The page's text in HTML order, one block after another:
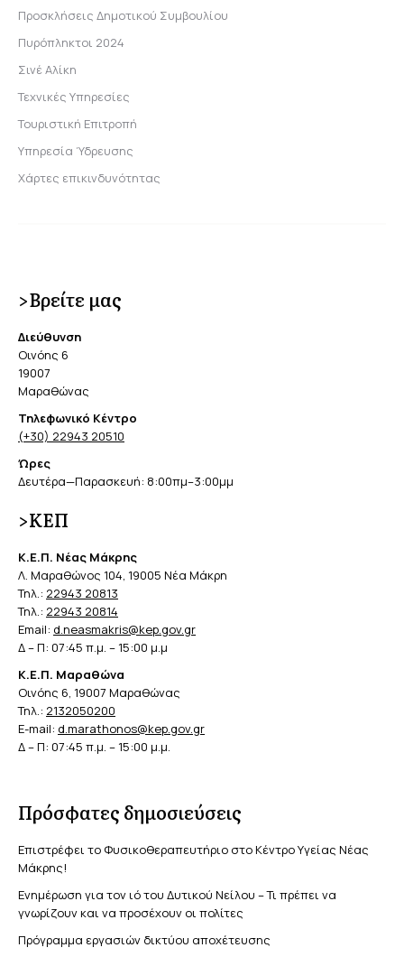
Προσκλήσεις Δημοτικού Συμβουλίου
Πυρόπληκτοι 2024
Σινέ Αλίκη
Τεχνικές Υπηρεσίες
Τουριστική Επιτροπή
Υπηρεσία Ύδρευσης
Χάρτες επικινδυνότητας
>Βρείτε μας
Διεύθυνση
Οινόης 6
19007
Μαραθώνας
Τηλεφωνικό Κέντρο
(+30) 22943 20510
Ώρες
Δευτέρα—Παρασκευή: 8:00πμ–3:00μμ
>ΚΕΠ
Κ.Ε.Π. Νέας Μάκρης
Λ. Μαραθώνος 104, 19005 Νέα Μάκρη
Τηλ.: 22943 20813
Τηλ.: 22943 20814
Email: d.neasmakris@kep.gov.gr
Δ – Π: 07:45 π.μ. – 15:00 μ.μ
Κ.Ε.Π. Μαραθώνα
Οινόης 6, 19007 Μαραθώνας
Τηλ.: 2132050200
E-mail: d.marathonos@kep.gov.gr
Δ – Π: 07:45 π.μ. – 15:00 μ.μ.
Πρόσφατες δημοσιεύσεις
Επιστρέφει το Φυσικοθεραπευτήριο στο Κέντρο Υγείας Νέας
Μάκρης!
Ενημέρωση για τον ιό του Δυτικού Νείλου – Τι πρέπει να
γνωρίζουν και να προσέχουν οι πολίτες
Πρόγραμμα εργασιών δικτύου αποχέτευσης